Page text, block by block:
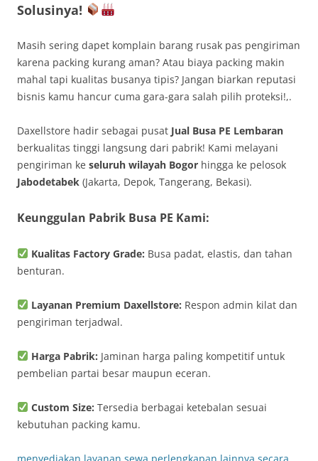
Solusinya!
Masih sering dapet komplain barang rusak pas pengiriman
karena packing kurang aman? Atau biaya packing makin
mahal tapi kualitas busanya tipis? Jangan biarkan reputasi
bisnis kamu hancur cuma gara-gara salah pilih proteksi!,.
Daxellstore hadir sebagai pusat Jual Busa PE Lembaran
berkualitas tinggi langsung dari pabrik! Kami melayani
pengiriman ke seluruh wilayah Bogor hingga ke pelosok
Jabodetabek (Jakarta, Depok, Tangerang, Bekasi).
Keunggulan Pabrik Busa PE Kami:
Kualitas Factory Grade: Busa padat, elastis, dan tahan
benturan.
Layanan Premium Daxellstore: Respon admin kilat dan
pengiriman terjadwal.
Harga Pabrik: Jaminan harga paling kompetitif untuk
pembelian partai besar maupun eceran.
Custom Size: Tersedia berbagai ketebalan sesuai
kebutuhan packing kamu.
menyediakan layanan sewa perlengkapan lainnya secara